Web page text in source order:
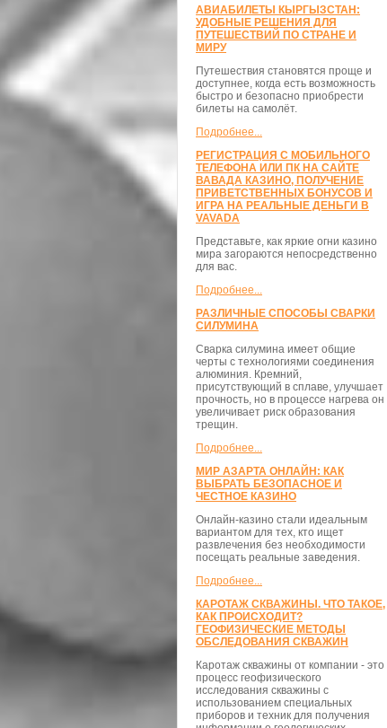
АВИАБИЛЕТЫ КЫРГЫЗСТАН:
УДОБНЫЕ РЕШЕНИЯ ДЛЯ
ПУТЕШЕСТВИЙ ПО СТРАНЕ И
МИРУ
Путешествия становятся проще и
доступнее, когда есть возможность
быстро и безопасно приобрести
билеты на самолёт.
Подробнее...
РЕГИСТРАЦИЯ С МОБИЛЬНОГО
ТЕЛЕФОНА ИЛИ ПК НА САЙТЕ
ВАВАДА КАЗИНО, ПОЛУЧЕНИЕ
ПРИВЕТСТВЕННЫХ БОНУСОВ И
ИГРА НА РЕАЛЬНЫЕ ДЕНЬГИ В
VAVADA
Представьте, как яркие огни казино
мира загораются непосредственно
для вас.
Подробнее...
РАЗЛИЧНЫЕ СПОСОБЫ СВАРКИ
СИЛУМИНА
Сварка силумина имеет общие
черты с технологиями соединения
алюминия. Кремний,
присутствующий в сплаве, улучшает
прочность, но в процессе нагрева он
увеличивает риск образования
трещин.
Подробнее...
МИР АЗАРТА ОНЛАЙН: КАК
ВЫБРАТЬ БЕЗОПАСНОЕ И
ЧЕСТНОЕ КАЗИНО
Онлайн-казино стали идеальным
вариантом для тех, кто ищет
развлечения без необходимости
посещать реальные заведения.
Подробнее...
КАРОТАЖ СКВАЖИНЫ. ЧТО ТАКОЕ,
КАК ПРОИСХОДИТ?
ГЕОФИЗИЧЕСКИЕ МЕТОДЫ
ОБСЛЕДОВАНИЯ СКВАЖИН
Каротаж скважины от компании - это
процесс геофизического
исследования скважины с
использованием специальных
приборов и техник для получения